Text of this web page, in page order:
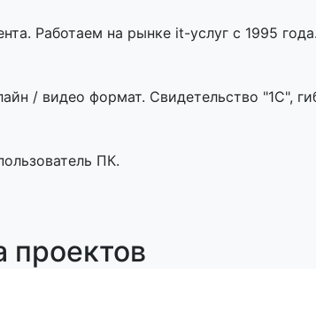
Работаем на рынке it-услуг с 1995 года.
/ видео формат. Свидетельство "1С",
ПК.
проектов